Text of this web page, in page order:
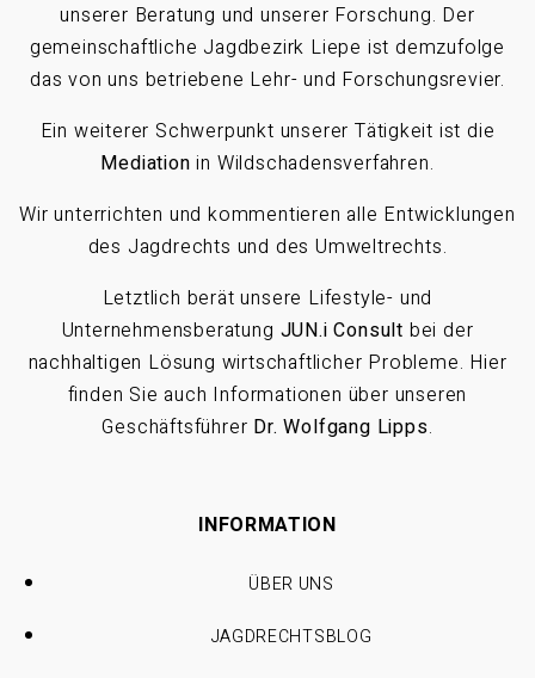
unserer Beratung und unserer Forschung. Der
gemeinschaftliche Jagdbezirk Liepe ist demzufolge
das von uns betriebene Lehr- und Forschungsrevier.
Ein weiterer Schwerpunkt unserer Tätigkeit ist die
Mediation in Wildschadensverfahren.
Wir unterrichten und kommentieren alle Entwicklungen
des Jagdrechts und des Umweltrechts.
Letztlich berät unsere Lifestyle- und
Unternehmensberatung JUN.i Consult bei der
nachhaltigen Lösung wirtschaftlicher Probleme. Hier
finden Sie auch Informationen über unseren
Geschäftsführer Dr. Wolfgang Lipps.
INFORMATION
ÜBER UNS
JAGDRECHTSBLOG